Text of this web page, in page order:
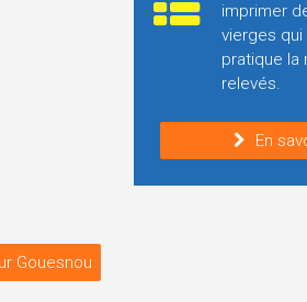
Gouesnou
imprimer
vierges
pratique la
relevés.
En